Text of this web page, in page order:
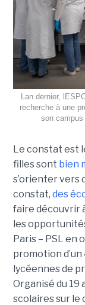
Lan dernier,
recherche à une
son campus
Le constat est
filles sont bien
s’orienter vers
constat, des
faire découvrir
les opportunités
Paris – PSL en
promotion d’un
lycéennes de
Organisé du 19
scolaires sur le